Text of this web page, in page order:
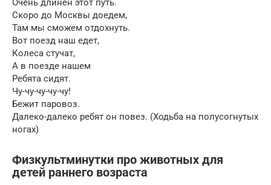
Очень длинен этот путь.
Скоро до Москвы доедем,
Там мы сможем отдохнуть.
Вот поезд наш едет,
Колеса стучат,
А в поезде нашем
Ребята сидят.
Чу-чу-чу-чу-чу!
Бежит паровоз.
Далеко-далеко ребят он повез. (Ходьба на полусогнутых
ногах)
Физкультминутки про животных для
детей раннего возраста